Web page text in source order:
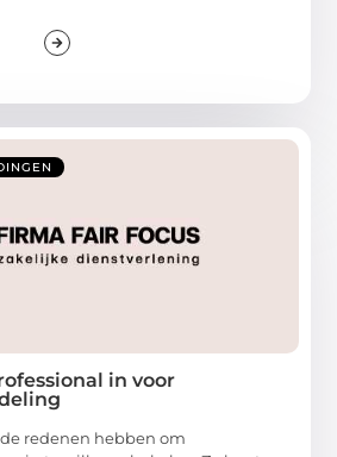
in voor
redenen hebben om